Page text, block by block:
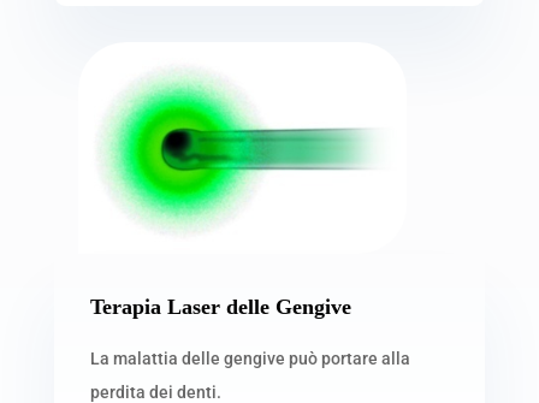
Terapia Laser delle Gengive
La malattia delle gengive può portare alla
perdita dei denti.